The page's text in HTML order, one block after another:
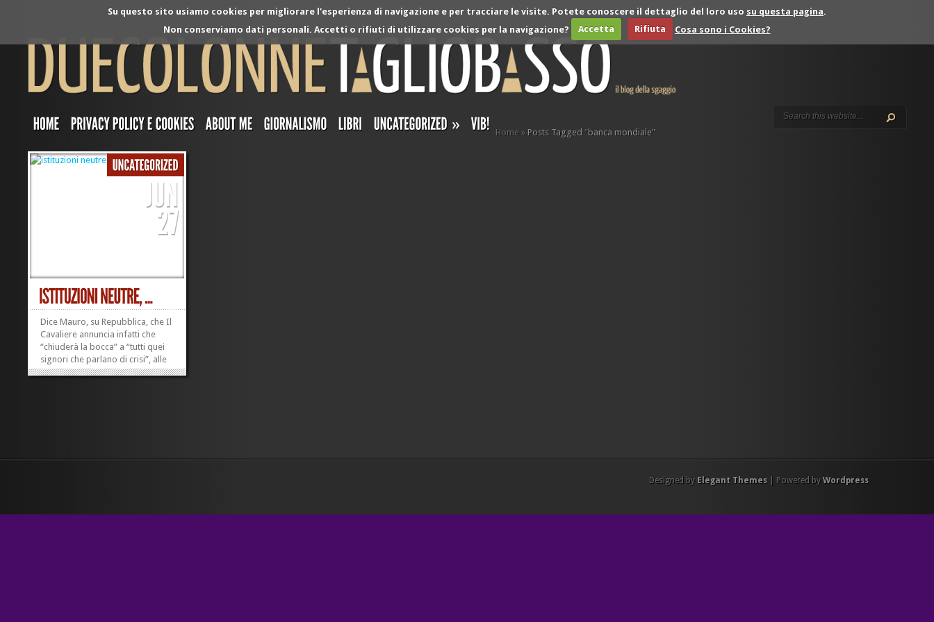
Su questo sito usiamo cookies per migliorare l'esperienza di navigazione e per tracciare le visite. Potete conoscere il dettaglio del loro uso su questa pagina.
Non conserviamo dati personali. Accetti o rifiuti di utilizzare cookies per la navigazione?
Accetta Rifiuta Cosa sono i Cookies?
» Home » Posts Tagged "banca mondiale"
Dice Mauro, su Repubblica, che Il
Cavaliere annuncia infatti che
“chiuderà la bocca” a “tutti quei
signori che parlano di crisi”, alle
organizzazioni che “continuano a
Designed by Elegant Themes| Powered by Wordpress